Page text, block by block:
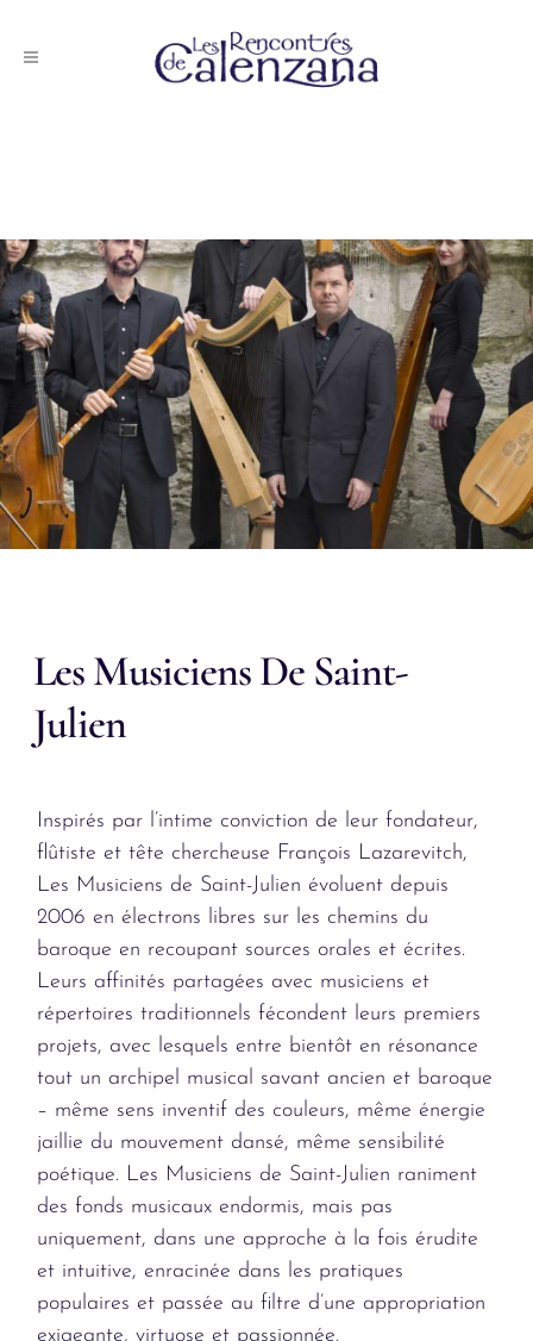
Les Musiciens De Saint-
Julien
Inspirés par l’intime conviction de leur fondateur,
flûtiste et tête chercheuse François Lazarevitch,
Les Musiciens de Saint-Julien évoluent depuis
2006 en électrons libres sur les chemins du
baroque en recoupant sources orales et écrites.
Leurs affinités partagées avec musiciens et
répertoires traditionnels fécondent leurs premiers
projets, avec lesquels entre bientôt en résonance
tout un archipel musical savant ancien et baroque
– même sens inventif des couleurs, même énergie
jaillie du mouvement dansé, même sensibilité
poétique. Les Musiciens de Saint-Julien raniment
des fonds musicaux endormis, mais pas
uniquement, dans une approche à la fois érudite
et intuitive, enracinée dans les pratiques
populaires et passée au filtre d’une appropriation
exigeante, virtuose et passionnée.